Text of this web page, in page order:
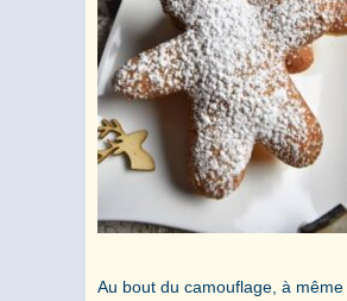
Au bout du camouflage, à